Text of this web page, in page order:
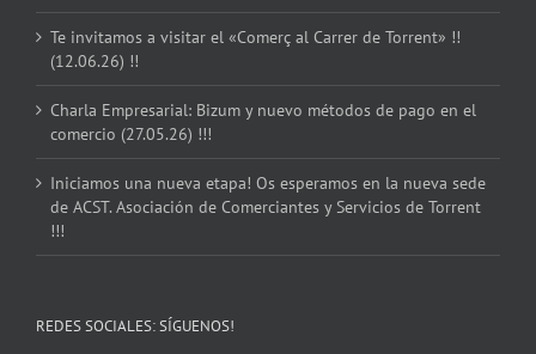
Te invitamos a visitar el «Comerç al Carrer de Torrent» !!
(12.06.26) !!
Charla Empresarial: Bizum y nuevo métodos de pago en el
comercio (27.05.26) !!!
Iniciamos una nueva etapa! Os esperamos en la nueva sede
de ACST. Asociación de Comerciantes y Servicios de Torrent
!!!
REDES SOCIALES: SÍGUENOS!